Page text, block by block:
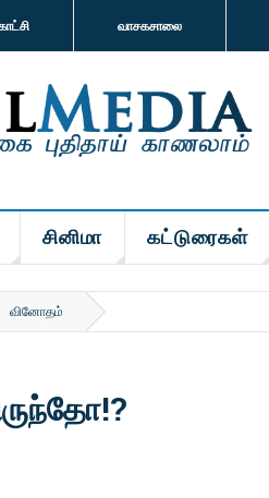
வாசகசாலை
சினிமா கட்டுரைகள்
வினோதம்